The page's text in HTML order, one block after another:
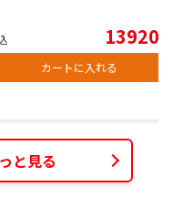
13920
カートに入れる
と見る